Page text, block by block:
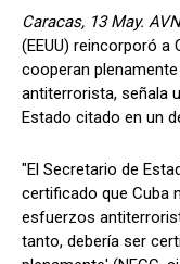
Caracas, 13 May.
(EEUU) reincorporó a
cooperan
antiterrorista, señala
Estado citado en un
"El Secretario de
certificado que Cuba
esfuerzos
tanto, debería ser